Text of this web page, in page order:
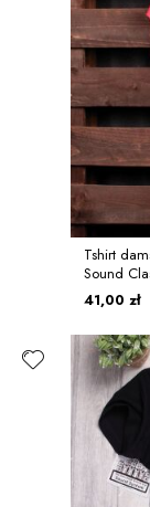
Tshirt
Sound
41,00 zł